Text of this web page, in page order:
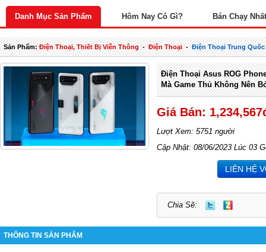
Danh Mục Sản Phẩm Hôm Nay Có Gì? Bán Chạy Nhất
Sản Phẩm:Điện Thoại, Thiết Bị Viễn Thông-Điện Thoại-Điện Thoại Trung Quốc
Điện Thoại Asus ROG
Mà Game Thủ Không Nên
Giá Bán:
Lượt Xem: 5751 người
Cập Nhật: 08/06/2023 Lúc 03
LIÊN HỆ
Chia Sẽ:
THÔNG TIN SẢN PHẨM